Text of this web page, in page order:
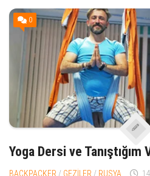
0
Yoga Dersi ve Tanıştığım
BACKPACKER / GEZİLER / RUSYA